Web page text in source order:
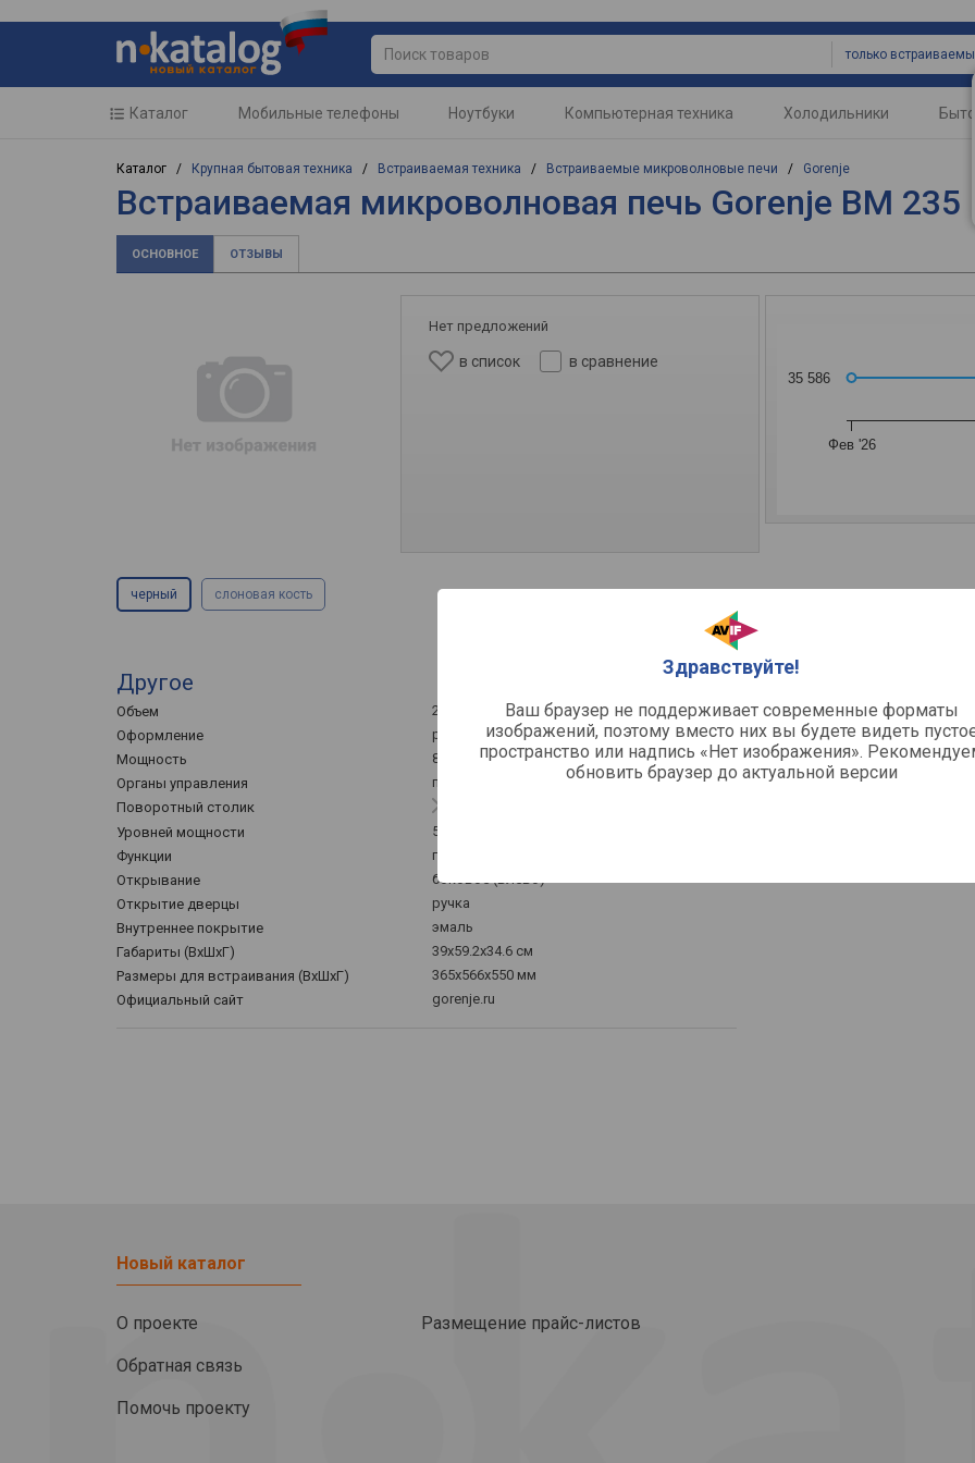
Здравствуйте!
Ваш браузер не поддерживает современные форматы
изображений, поэтому вместо них вы будете видеть
пространство или надпись «Нет изображения».
обновить браузер до актуальной версии
Каталог Мобильные телефоны Ноутбуки Компьютерная техника Холодильники
Каталог / Крупная бытовая техника / Встраиваемая техника / Встраиваемые микроволновые печи / Gorenje
Встраиваемая микроволновая печь Gorenje BM 235
ОСНОВНОЕ ОТЗЫВЫ
Нет предложений
в список в сравнение
Фев '26
35 586
черный слоновая кость
Другое
Объем
23 л
Оформление
ретро
Мощность
800 Вт
Органы управления
поворотные
Поворотный столик
Уровней мощности
5
Функции
гриль, размораживание
Открывание
боковое (влево)
Открытие дверцы
ручка
Внутреннее покрытие
эмаль
Габариты (ВхШхГ)
39x59.2x34.6 см
Размеры для встраивания (ВхШхГ)
365x566x550 мм
Официальный сайт
gorenje.ru
Новый каталог
О проекте
Обратная связь
Помочь проекту
Размещение прайс-листов